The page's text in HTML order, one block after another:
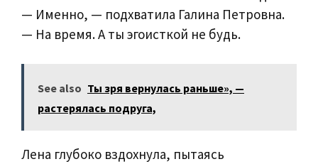
— Именно, — подхватила Галина Петровна.
— На время. А ты эгоисткой не будь.
See also Ты зря вернулась раньше», —
растерялась подруга,
Лена глубоко вздохнула, пытаясь